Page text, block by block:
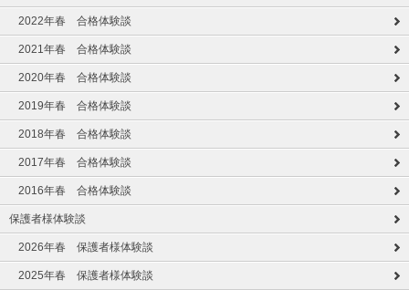
2022年春 合格体験談
2021年春 合格体験談
2020年春 合格体験談
2019年春 合格体験談
2018年春 合格体験談
2017年春 合格体験談
2016年春 合格体験談
保護者様体験談
2026年春 保護者様体験談
2025年春 保護者様体験談